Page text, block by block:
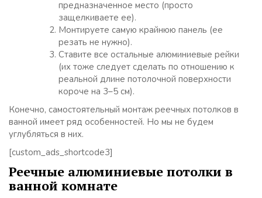
предназначенное место (просто
защелкиваете ее).
Монтируете самую крайнюю панель (ее
резать не нужно).
Ставите все остальные алюминиевые рейки
(их тоже следует сделать по отношению к
реальной длине потолочной поверхности
короче на 3–5 см).
Конечно, самостоятельный монтаж реечных потолков в
ванной имеет ряд особенностей. Но мы не будем
углубляться в них.
[custom_ads_shortcode3]
Реечные алюминиевые потолки в
ванной комнате